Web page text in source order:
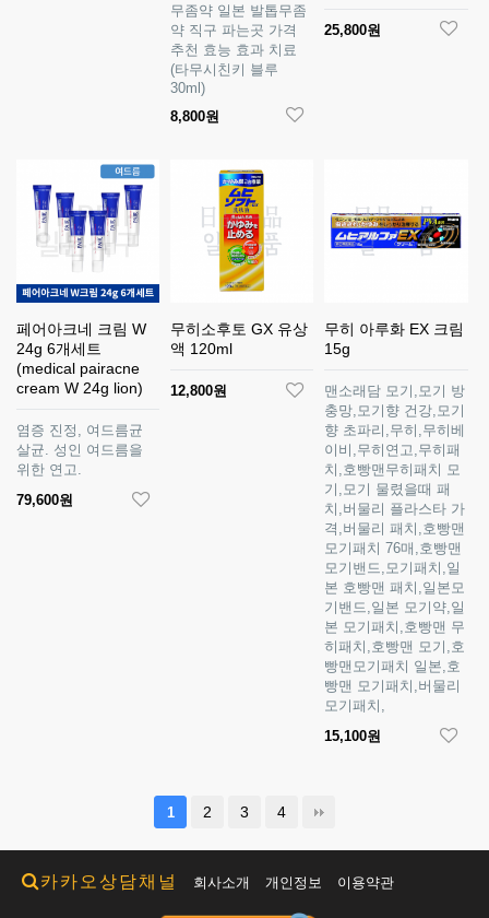
무좀약 일본 발톱무좀
약 직구 파는곳 가격
추천 효능 효과 치료
(타무시친키 블루
30ml)
8,800원
25,800원
페어아크네 크림 W
24g 6개세트
(medical pairacne
cream W 24g lion)
염증 진정, 여드름균
살균. 성인 여드름을
위한 연고.
79,600원
무히소후토 GX 유상
액 120ml
12,800원
무히 아루화 EX 크림
15g
맨소래담 모기,모기 방
충망,모기향 건강,모기
향 초파리,무히,무히베
이비,무히연고,무히패
치,호빵맨무히패치 모
기,모기 물렸을때 패
치,버물리 플라스타 가
격,버물리 패치,호빵맨
모기패치 76매,호빵맨
모기밴드,모기패치,일
본 호빵맨 패치,일본모
기밴드,일본 모기약,일
본 모기패치,호빵맨 무
히패치,호빵맨 모기,호
빵맨모기패치 일본,호
빵맨 모기패치,버물리
모기패치,
15,100원
1 2 3 4
카카오상담채널 회사소개 개인정보 이용약관